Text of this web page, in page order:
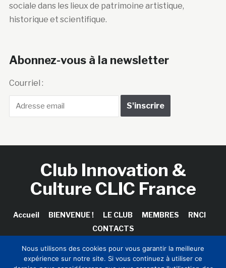
sociale dans les lieux de patrimoine artistique,
historique et scientifique.
Abonnez-vous à la newsletter
Courriel :
Club Innovation &
Culture CLIC France
Accueil BIENVENUE ! LE CLUB MEMBRES
RNCI
CONTACTS
Nous utilisons des cookies pour vous garantir la meilleure
expérience sur notre site. Si vous continuez à utiliser ce